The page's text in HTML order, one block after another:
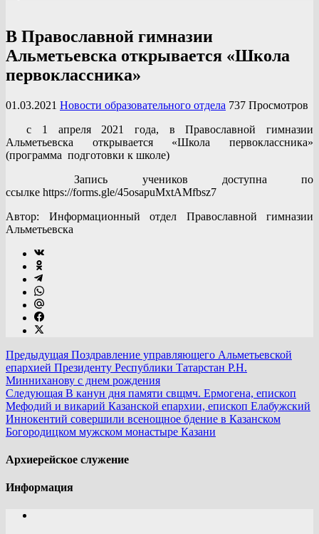
B Православной гимназии
Альметьевска открывается «Школа
первоклассника»
01.03.2021 Новости образовательного отдела 737 Просмотров
с 1 апреля 2021 года, в Православной гимназии
Альметьевска открывается «Школа первоклассника»
(программа подготовки к школе)
Запись учеников доступна по
ссылке https://forms.gle/45osapuMxtAMfbsz7
Автор: Информационный отдел Православной гимназии
Альметьевска
Предыдущая Поздравление управляющего Альметьевской
епархией Президенту Республики Татарстан Р.Н.
Минниханову с днем рождения
Следующая В канун дня памяти свщмч. Ермогена, епископ
Мефодий и викарий Казанской епархии, епископ Елабужский
Иннокентий совершили всенощное бдение в Казанском
Богородицком мужском монастыре Казани
Архиерейское служение
Информация